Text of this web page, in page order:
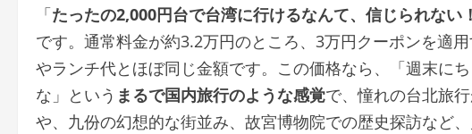
「たったの2,000円台で台湾に行けるなんて、信じられない！
です。通常料金が約3.2万円のところ、3万円クーポンを適用
やランチ代とほぼ同じ金額です。この価格なら、「週末に
な」という まるで国内旅行のような感覚で、憧れの台北旅
や、九份の幻想的な街並み、故宮博物院での歴史探訪など、